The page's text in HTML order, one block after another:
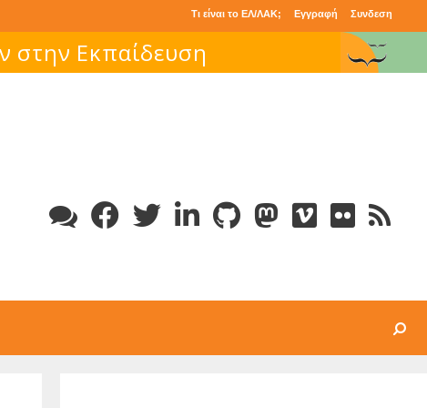
Τι είναι το ΕΛ/ΛΑΚ; Εγγραφή Συνδεση
στην Εκπαίδευση
Search